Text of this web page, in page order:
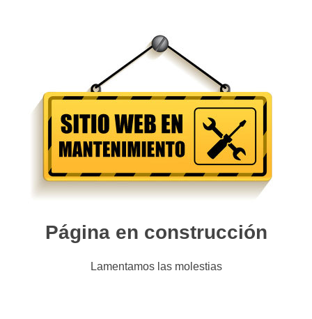
Página en construcción
Lamentamos las molestias